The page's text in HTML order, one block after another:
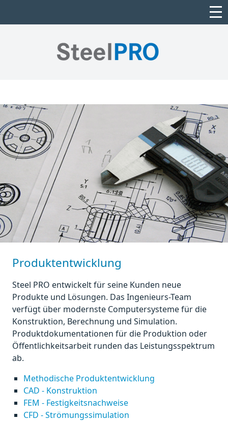
Produktentwicklung
Steel PRO entwickelt für seine Kunden neue
Produkte und Lösungen. Das Ingenieurs-Team
verfügt über modernste Computersysteme für die
Konstruktion, Berechnung und Simulation.
Produktdokumentationen für die Produktion oder
Öffentlichkeitsarbeit runden das Leistungsspektrum
ab.
Methodische Produktentwicklung
CAD - Konstruktion
FEM - Festigkeitsnachweise
CFD - Strömungssimulation